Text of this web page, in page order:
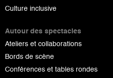
Culture inclusive
Autour des spectacles
Ateliers et collaborations
Bords de scène
Conférences et tables rondes